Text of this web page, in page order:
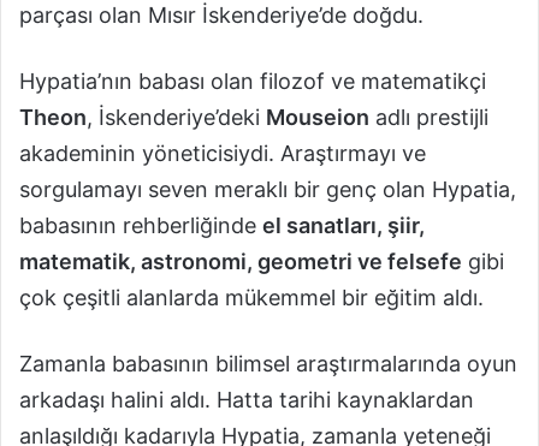
parçası olan Mısır İskenderiye’de doğdu.
Hypatia’nın babası olan filozof ve matematikçi
Theon, İskenderiye’deki Mouseion adlı prestijli
akademinin yöneticisiydi. Araştırmayı ve
sorgulamayı seven meraklı bir genç olan Hypatia,
babasının rehberliğinde el sanatları, şiir,
matematik, astronomi, geometri ve felsefe gibi
çok çeşitli alanlarda mükemmel bir eğitim aldı.
Zamanla babasının bilimsel araştırmalarında oyun
arkadaşı halini aldı. Hatta tarihi kaynaklardan
anlaşıldığı kadarıyla Hypatia, zamanla yeteneği